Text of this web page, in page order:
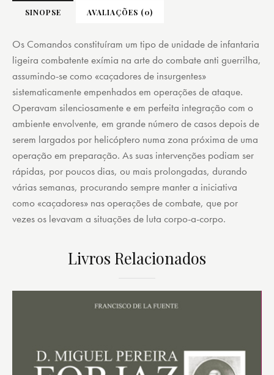
SINOPSE AVALIAÇÕES (0)
Os Comandos constituíram um tipo de unidade de infantaria
ligeira combatente exímia na arte do combate anti guerrilha,
assumindo-se como «caçadores de insurgentes»
sistematicamente empenhados em operações de ataque.
Operavam silenciosamente e em perfeita integração com o
ambiente envolvente, em grande número de casos depois de
serem largados por helicóptero numa zona próxima de uma
operação em preparação. As suas intervenções podiam ser
rápidas, por poucos dias, ou mais prolongadas, durando
várias semanas, procurando sempre manter a iniciativa
como «caçadores» nas operações de combate, que por
vezes os levavam a situações de luta corpo-a-corpo.
Livros Relacionados